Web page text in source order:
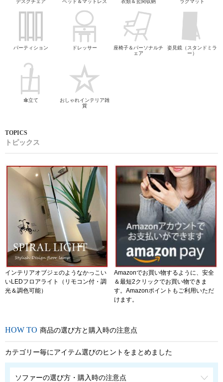
デスクチェア ベッド＆マットレス 衣類＆玄関収納 ラグマット
パーティション ドレッサー
座椅子＆パーソナルチ
ェア
姿見鏡（スタンドミラ
ー）
傘立て
おしゃれインテリア雑
貨
トピックス
インテリアオブジェのようなかっこい
いLEDフロアライト（リモコン付・調
光＆調色可能）
Amazonでお買い物するように、安全
＆最短2クリックでお買い物できま
す。Amazonポイントもご利用いただ
けます。
商品の選び方と購入時の注意点
カテゴリー毎にアイテム選びのヒントをまとめました
ソファーの選び方・購入時の注意点